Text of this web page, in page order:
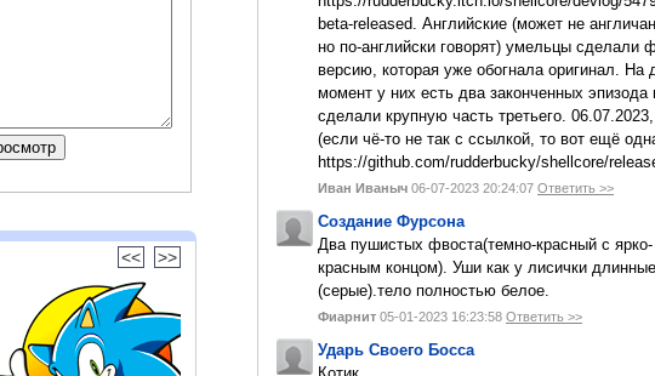
<< >>
beta-released. Английские (может не
но по-английски говорят) умельцы сделали
версию, которая уже обогнала оригинал. На
момент у них есть два законченных эпизода
сделали крупную часть третьего.
(если чё-то не так с ссылкой, то вот ещё
https://github.com/rudderbucky/shellcore/
Иван Иваныч 06-07-2023 20:24:07 Ответить >>
Создание Фурсона
Два пушистых фвоста(темно-красный с ярко-
красным концом). Уши как у лисички длинные
(серые).тело полностью белое.
Фиарнит 05-01-2023 16:23:58 Ответить >>
Ударь Своего Босса